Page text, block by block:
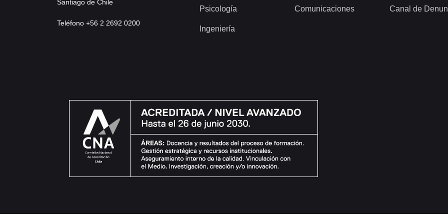
Santiago de Chile
Teléfono +56 2 2692 0200
Psicología
Ingeniería
Comunicaciones Canal de